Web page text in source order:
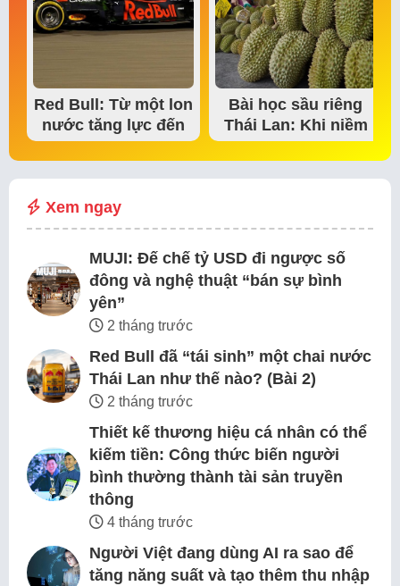
Red Bull: Từ một lon
nước tăng lực đến
đế chế thể…
Bài học sầu riêng
Thái Lan: Khi niềm
tin thị trường bắt…
Xem ngay
MUJI: Đế chế tỷ USD đi ngược số
đông và nghệ thuật “bán sự bình
yên”
2 tháng trước
Red Bull đã “tái sinh” một chai nước
Thái Lan như thế nào? (Bài 2)
2 tháng trước
Thiết kế thương hiệu cá nhân có thể
kiếm tiền: Công thức biến người
bình thường thành tài sản truyền
thông
4 tháng trước
Người Việt đang dùng AI ra sao để
tăng năng suất và tạo thêm thu nhập